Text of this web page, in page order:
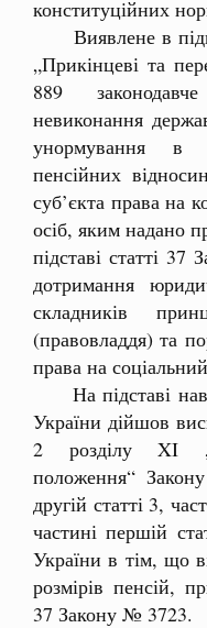
конституційних
Виявлене в
„Прикінцеві та
889
невиконання
унормування в
пенсійних
суб’єкта права на
осіб, яким надано
підставі статті
дотримання
складників
(правовладдя) та
права на
На підставі
України дійшов
2 розділу XI
положення“
другій статті 3,
частині першій
України в тім, що
розмірів пенсій,
37 Закону № 3723.